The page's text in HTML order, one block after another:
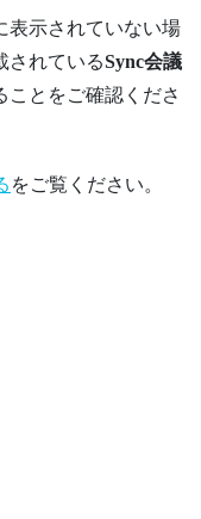
表示されていない場
されているSync会議
ことをご確認くださ
をご覧ください。